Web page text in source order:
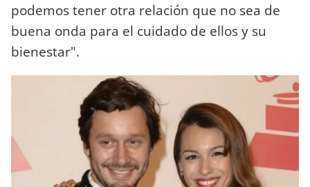
podemos tener otra relación que no sea de
buena onda para el cuidado de ellos y su
bienestar".